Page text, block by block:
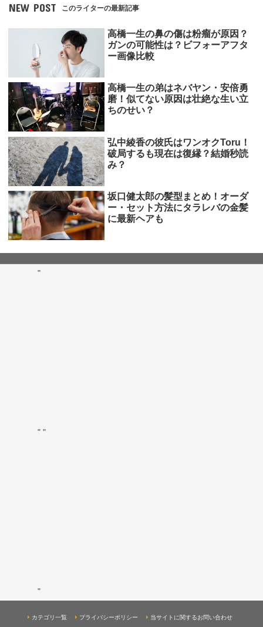
NEW POST このライターの最新記事
高橋一生の鼻の傷は粉瘤が原因？
ガンの可能性は？ビフォーアフタ
ー画像比較
高橋一生の弟はネバヤン・安倍勇
磨！似てない原因は壮絶な生い立
ちのせい？
弘中綾香の彼氏はワンオクToru！
破局するも現在は復縁？結婚秒読
み？
坂口健太郎の髪型まとめ！オーダ
ー・セット方法にタラレバの金髪
に最新ヘアも
"
" "
"
カテゴリ一覧 プライバシーポリシー 当サイトに関するお問い合わせ